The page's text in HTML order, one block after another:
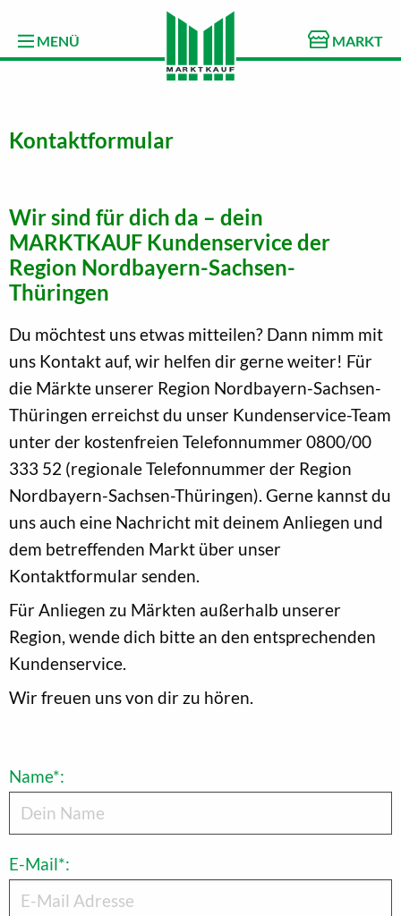
MENÜ MARKT
Kontaktformular
Wir sind für dich da – dein
MARKTKAUF Kundenservice der
Region Nordbayern-Sachsen-
Thüringen
Du möchtest uns etwas mitteilen? Dann nimm mit
uns Kontakt auf, wir helfen dir gerne weiter! Für
die Märkte unserer Region Nordbayern-Sachsen-
Thüringen erreichst du unser Kundenservice-Team
unter der kostenfreien Telefonnummer 0800/00
333 52 (regionale Telefonnummer der Region
Nordbayern-Sachsen-Thüringen). Gerne kannst du
uns auch eine Nachricht mit deinem Anliegen und
dem betreffenden Markt über unser
Kontaktformular senden.
Für Anliegen zu Märkten außerhalb unserer
Region, wende dich bitte an den entsprechenden
Kundenservice.
Wir freuen uns von dir zu hören.
Name*:
E-Mail*: